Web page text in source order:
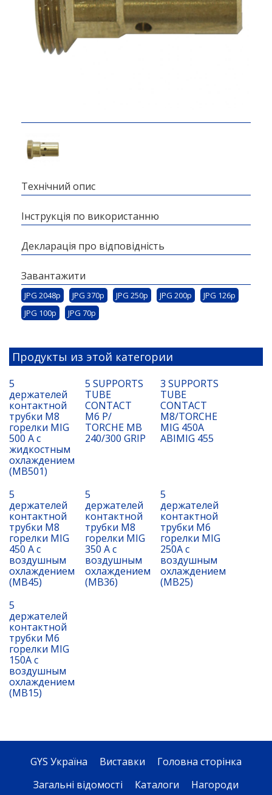
Технічний опис
Інструкція по використанню
Декларація про відповідність
Завантажити
JPG 2048p JPG 370p JPG 250p JPG 200p
JPG 126p
JPG 100p
JPG 70p
Продукты из этой категории
5
держателей
контактной
трубки M8
горелки MIG
500 A с
жидкостным
охлаждением
(MB501)
5 SUPPORTS
TUBE
CONTACT
M6 P/
TORCHE MB
240/300 GRIP
3 SUPPORTS
TUBE
CONTACT
M8/TORCHE
MIG 450A
ABIMIG 455
5
держателей
контактной
трубки M8
горелки MIG
450 A с
воздушным
охлаждением
(MB45)
5
держателей
контактной
трубки M8
горелки MIG
350 A с
воздушным
охлаждением
(MB36)
5
держателей
контактной
трубки M6
горелки MIG
250A с
воздушным
охлаждением
(MB25)
5
держателей
контактной
трубки M6
горелки MIG
150A с
воздушным
охлаждением
(MB15)
GYS Україна Виставки
Головна сторінка
Загальні відомості
Каталоги
Нагороди